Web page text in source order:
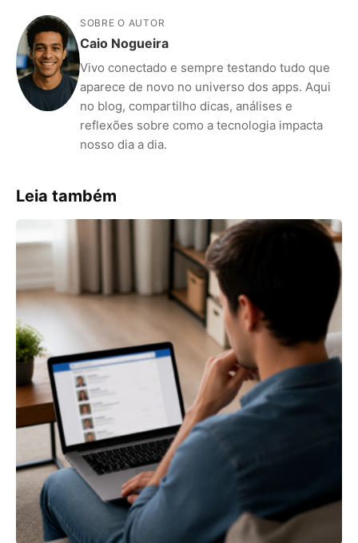
SOBRE O AUTOR
Caio Nogueira
Vivo conectado e sempre testando tudo que
aparece de novo no universo dos apps. Aqui
no blog, compartilho dicas, análises e
reflexões sobre como a tecnologia impacta
nosso dia a dia.
Leia também